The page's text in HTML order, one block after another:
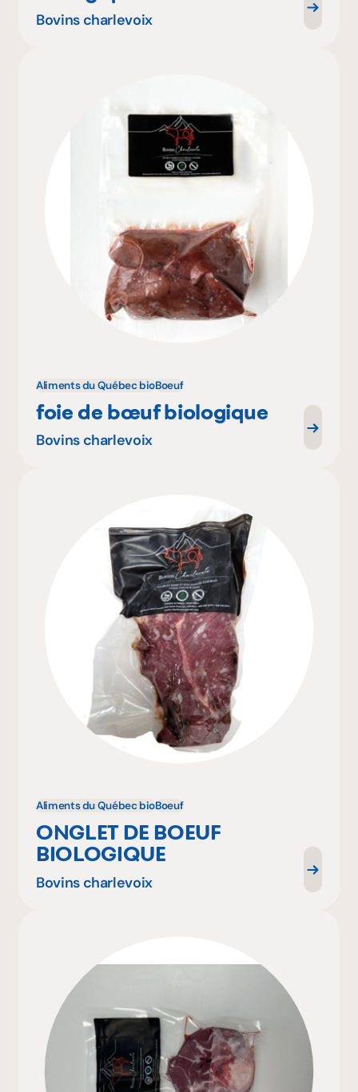
Bovins charlevoix
Aliments du Québec bioBoeuf
foie de bœuf biologique
Bovins charlevoix
Aliments du Québec bioBoeuf
ONGLET DE BOEUF
BIOLOGIQUE
Bovins charlevoix